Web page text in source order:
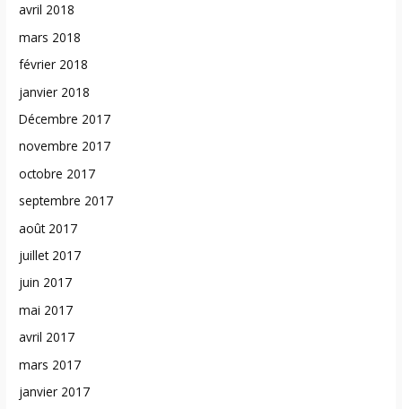
avril 2018
mars 2018
février 2018
janvier 2018
Décembre 2017
novembre 2017
octobre 2017
septembre 2017
août 2017
juillet 2017
juin 2017
mai 2017
avril 2017
mars 2017
janvier 2017